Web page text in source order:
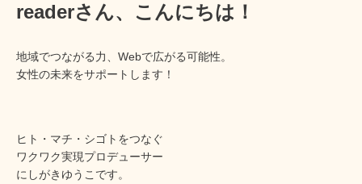
readerさん、 こんにちは！
地域でつながる力、Webで広がる可能性。
女性の未来をサポートします！
ヒト・マチ・シゴトをつなぐ
ワクワク実現プロデューサー
にしがきゆうこです。